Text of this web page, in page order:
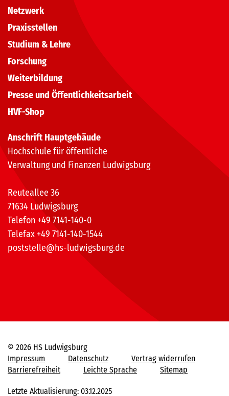
Netzwerk
Praxisstellen
Studium & Lehre
Forschung
Weiterbildung
Presse und Öffentlichkeitsarbeit
HVF-Shop
Anschrift Hauptgebäude
Hochschule für öffentliche
Verwaltung und Finanzen Ludwigsburg
Reuteallee 36
71634 Ludwigsburg
Telefon +49 7141-140-0
Telefax +49 7141-140-1544
poststelle@hs-ludwigsburg.de
© 2026 HS Ludwigsburg
Impressum
Datenschutz
Vertrag widerrufen
Barrierefreiheit
Leichte Sprache Sitemap
Letzte Aktualisierung: 03.12.2025